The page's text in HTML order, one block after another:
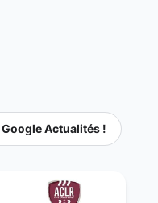
Actualités !